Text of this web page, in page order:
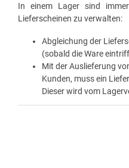
In einem Lager sind
Lieferscheinen zu verwalten:
Abgleichung der
(sobald die Ware
Mit der Auslieferung
Kunden, muss ein
Dieser wird vom